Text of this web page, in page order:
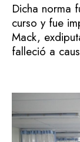
Dicha norma
curso y fue
Mack,
falleció a